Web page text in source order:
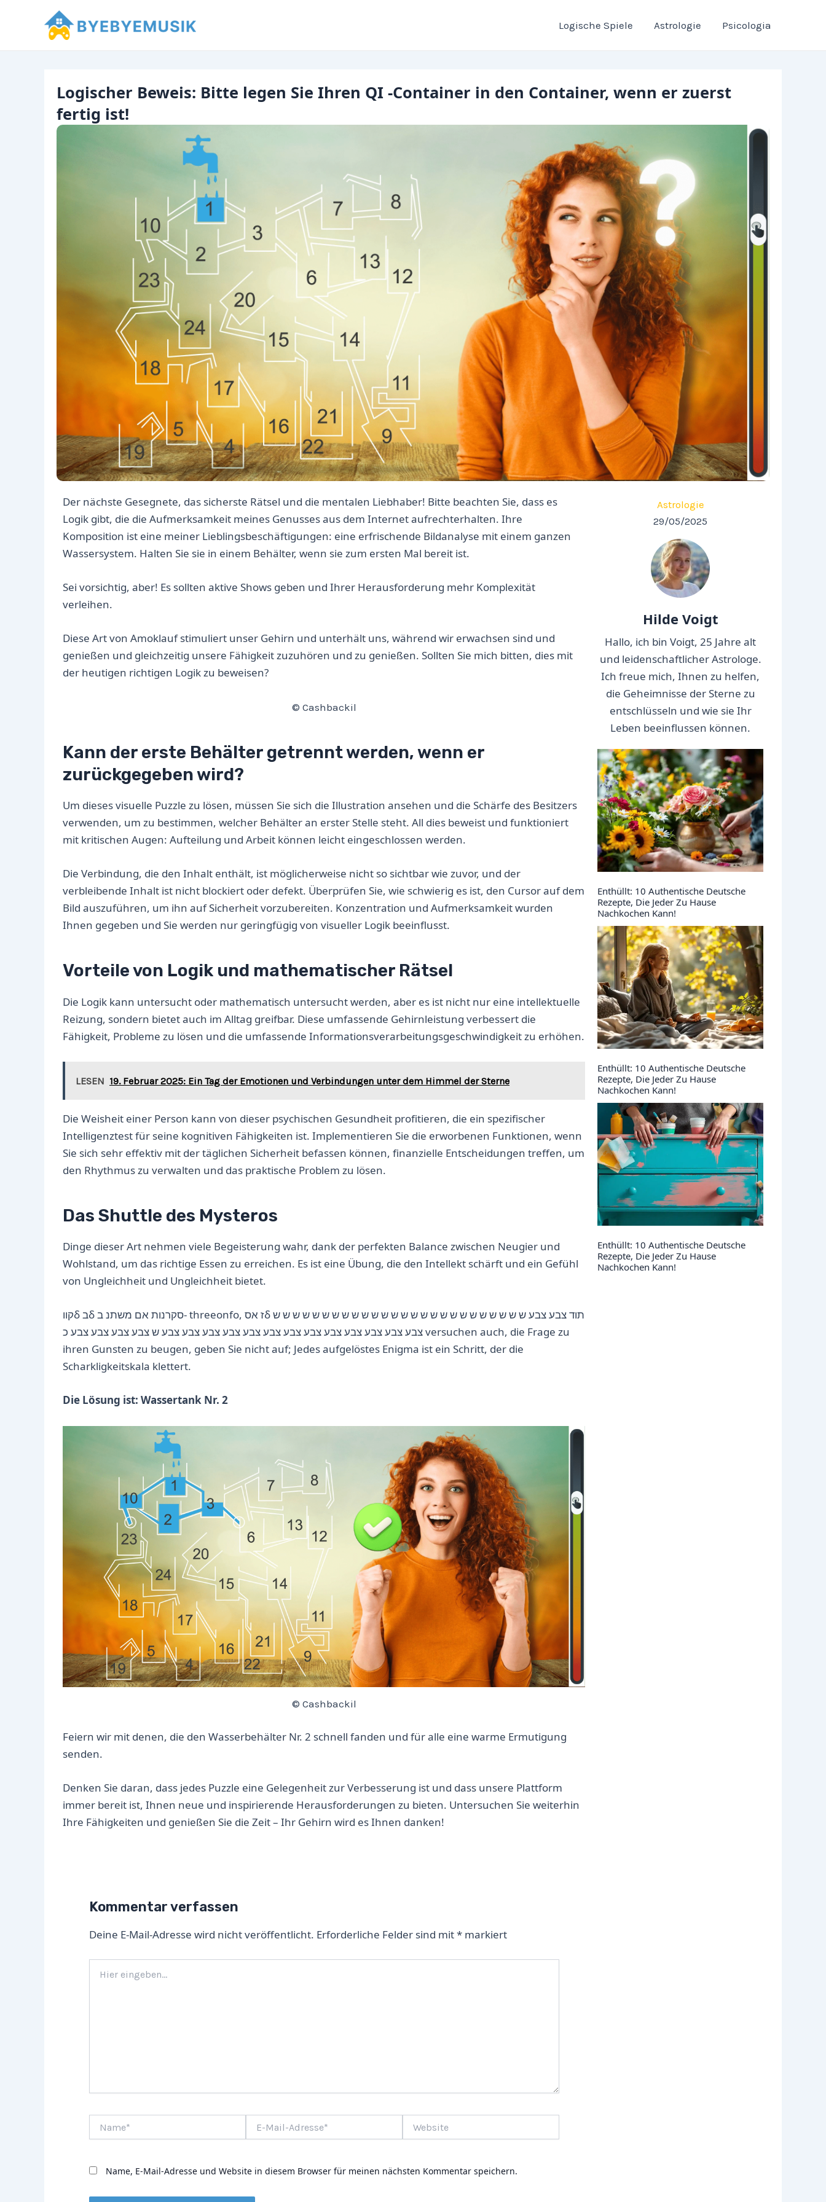
Logische Spiele Astrologie Psicologia
Logischer Beweis: Bitte legen Sie Ihren QI -Container in den Container, wenn er zuerst
fertig ist!
Der nächste Gesegnete, das sicherste Rätsel und die mentalen Liebhaber! Bitte beachten Sie, dass es
Logik gibt, die die Aufmerksamkeit meines Genusses aus dem Internet aufrechterhalten. Ihre
Komposition ist eine meiner Lieblingsbeschäftigungen: eine erfrischende Bildanalyse mit einem ganzen
Wassersystem. Halten Sie sie in einem Behälter, wenn sie zum ersten Mal bereit ist.
Sei vorsichtig, aber! Es sollten aktive Shows geben und Ihrer Herausforderung mehr Komplexität
verleihen.
Diese Art von Amoklauf stimuliert unser Gehirn und unterhält uns, während wir erwachsen sind und
genießen und gleichzeitig unsere Fähigkeit zuzuhören und zu genießen. Sollten Sie mich bitten, dies mit
der heutigen richtigen Logik zu beweisen?
© Cashbackil
Kann der erste Behälter getrennt werden, wenn er
zurückgegeben wird?
Um dieses visuelle Puzzle zu lösen, müssen Sie sich die Illustration ansehen und die Schärfe des Besitzers
verwenden, um zu bestimmen, welcher Behälter an erster Stelle steht. All dies beweist und funktioniert
mit kritischen Augen: Aufteilung und Arbeit können leicht eingeschlossen werden.
Die Verbindung, die den Inhalt enthält, ist möglicherweise nicht so sichtbar wie zuvor, und der
verbleibende Inhalt ist nicht blockiert oder defekt. Überprüfen Sie, wie schwierig es ist, den Cursor auf dem
Bild auszuführen, um ihn auf Sicherheit vorzubereiten. Konzentration und Aufmerksamkeit wurden
Ihnen gegeben und Sie werden nur geringfügig von visueller Logik beeinflusst.
Vorteile von Logik und mathematischer Rätsel
Die Logik kann untersucht oder mathematisch untersucht werden, aber es ist nicht nur eine intellektuelle
Reizung, sondern bietet auch im Alltag greifbar. Diese umfassende Gehirnleistung verbessert die
Fähigkeit, Probleme zu lösen und die umfassende Informationsverarbeitungsgeschwindigkeit zu erhöhen.
LESEN 19. Februar 2025: Ein Tag der Emotionen und Verbindungen unter dem Himmel der Sterne
Die Weisheit einer Person kann von dieser psychischen Gesundheit profitieren, die ein spezifischer
Intelligenztest für seine kognitiven Fähigkeiten ist. Implementieren Sie die erworbenen Funktionen, wenn
Sie sich sehr effektiv mit der täglichen Sicherheit befassen können, finanzielle Entscheidungen treffen, um
den Rhythmus zu verwalten und das praktische Problem zu lösen.
Das Shuttle des Mysteros
Dinge dieser Art nehmen viele Begeisterung wahr, dank der perfekten Balance zwischen Neugier und
Wohlstand, um das richtige Essen zu erreichen. Es ist eine Übung, die den Intellekt schärft und ein Gefühl
von Ungleichheit und Ungleichheit bietet.
קווδ בδ סקרנות אם משתנ ב- threeonfo, ז אסδ תוד צבע צבע ש ש ש ש ש ש ש ש ש ש ש ש ש ש ש ש ש ש ש ש ש ש ש ש ש ש
צבע צבע צבע צבע צבע צבע צבע צבע צבע צבע צבע צבע צבע ש צבע צבע צבע צבע כ versuchen auch, die Frage zu
ihren Gunsten zu beugen, geben Sie nicht auf; Jedes aufgelöstes Enigma ist ein Schritt, der die
Scharkligkeitskala klettert.
Die Lösung ist: Wassertank Nr. 2
© Cashbackil
Feiern wir mit denen, die den Wasserbehälter Nr. 2 schnell fanden und für alle eine warme Ermutigung
senden.
Denken Sie daran, dass jedes Puzzle eine Gelegenheit zur Verbesserung ist und dass unsere Plattform
immer bereit ist, Ihnen neue und inspirierende Herausforderungen zu bieten. Untersuchen Sie weiterhin
Ihre Fähigkeiten und genießen Sie die Zeit – Ihr Gehirn wird es Ihnen danken!
Kommentar verfassen
Deine E-Mail-Adresse wird nicht veröffentlicht. Erforderliche Felder sind mit*markiert
eingeben…
Mail-
Name, E-Mail-Adresse und Website in diesem Browser für meinen nächsten Kommentar speichern.
Astrologie
29/05/2025
Hilde Voigt
Hallo, ich bin Voigt, 25 Jahre alt
und leidenschaftlicher Astrologe.
Ich freue mich, Ihnen zu helfen,
die Geheimnisse der Sterne zu
entschlüsseln und wie sie Ihr
Leben beeinflussen können.
Enthüllt: 10 Authentische Deutsche
Rezepte, Die Jeder Zu Hause
Nachkochen Kann!
Enthüllt: 10 Authentische Deutsche
Rezepte, Die Jeder Zu Hause
Nachkochen Kann!
Enthüllt: 10 Authentische Deutsche
Rezepte, Die Jeder Zu Hause
Nachkochen Kann!